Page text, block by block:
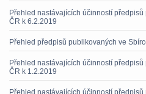
Přehled nastávajících účinností
ČR k 6.2.2019
Přehled předpisů publikovaných ve
Přehled nastávajících účinností
ČR k 1.2.2019
Přehled nastávajících účinností